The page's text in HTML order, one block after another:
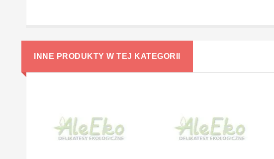
INNE PRODUKTY W TEJ KATEGORII